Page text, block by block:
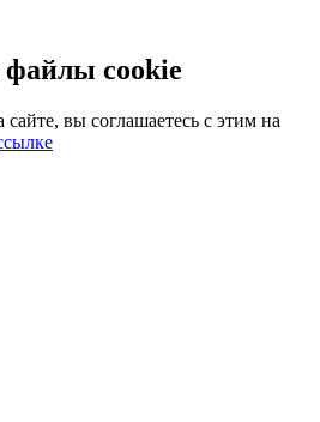
cookie
вы соглашаетесь с этим на